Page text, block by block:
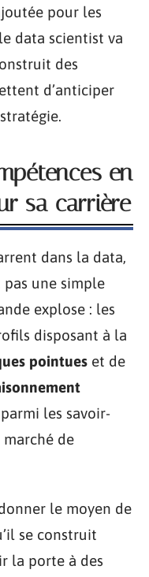
pour les
data scientist va
des
d’anticiper
en
sa carrière
dans la data,
pas une simple
explose : les
disposant à la
pointues et de
les savoir-
de
le moyen de
se construit
la porte à des